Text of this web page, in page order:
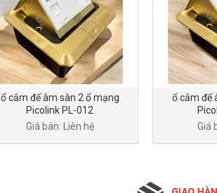
ổ cắm đế âm sàn 2 ổ mạng
Picolink PL-012
Giá bán: Liên hệ
ổ cắm đế
Giá